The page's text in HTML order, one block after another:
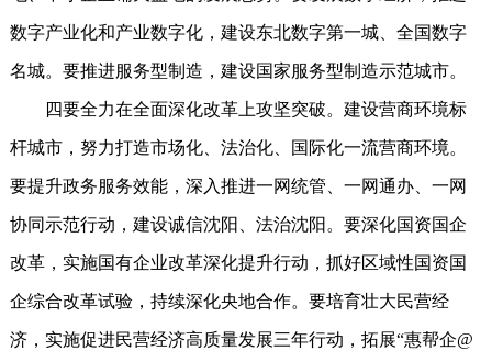
数字产业化和产业数字化，建设东北数字第一城、全国数字
名城。要推进服务型制造，建设国家服务型制造示范城市。
四要全力在全面深化改革上攻坚突破。建设营商环境标
杆城市，努力打造市场化、法治化、国际化一流营商环境。
要提升政务服务效能，深入推进一网统管、一网通办、一网
协同示范行动，建设诚信沈阳、法治沈阳。要深化国资国企
改革，实施国有企业改革深化提升行动，抓好区域性国资国
企综合改革试验，持续深化央地合作。要培育壮大民营经
济，实施促进民营经济高质量发展三年行动，拓展“惠帮企@